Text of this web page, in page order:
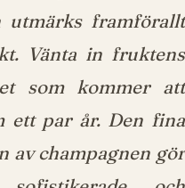
utmärks framförallt
Vänta in fruktens
som kommer att
ett par år. Den fina
av champagnen gör